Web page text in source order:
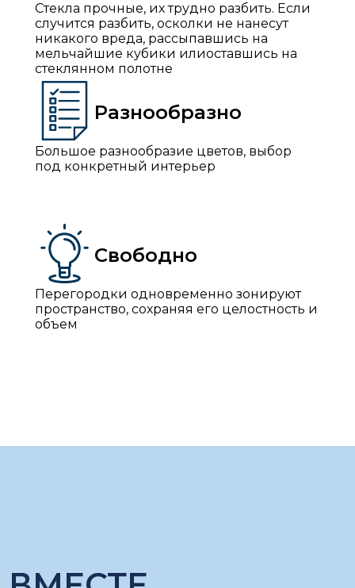
Стекла прочные, их трудно разбить. Если
случится разбить, осколки не нанесут
никакого вреда, рассыпавшись на
мельчайшие кубики илиоставшись на
стеклянном полотне
Разнообразно
Большое разнообразие цветов, выбор
под конкретный интерьер
Свободно
Перегородки одновременно зонируют
пространство, сохраняя его целостность и
объем